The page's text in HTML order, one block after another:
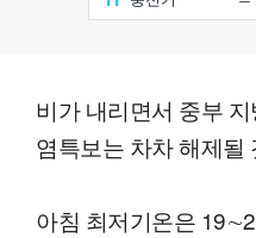
비가 내리면서 중부
염특보는 차차 해제될
아침 최저기온은